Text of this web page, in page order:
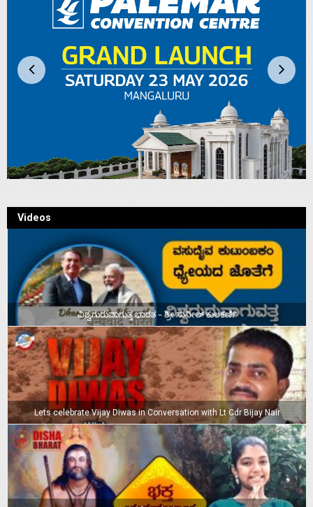
Videos
ವಿಶ್ವಗುರುವಾಗುತ್ತ ಭಾರತ – ಶ್ರೀ ಸುನೀಲ್‌ ಕುಲಕರ್ಣಿ
Lets celebrate Vijay Diwas in Conversation with Lt Cdr Bijay Nair